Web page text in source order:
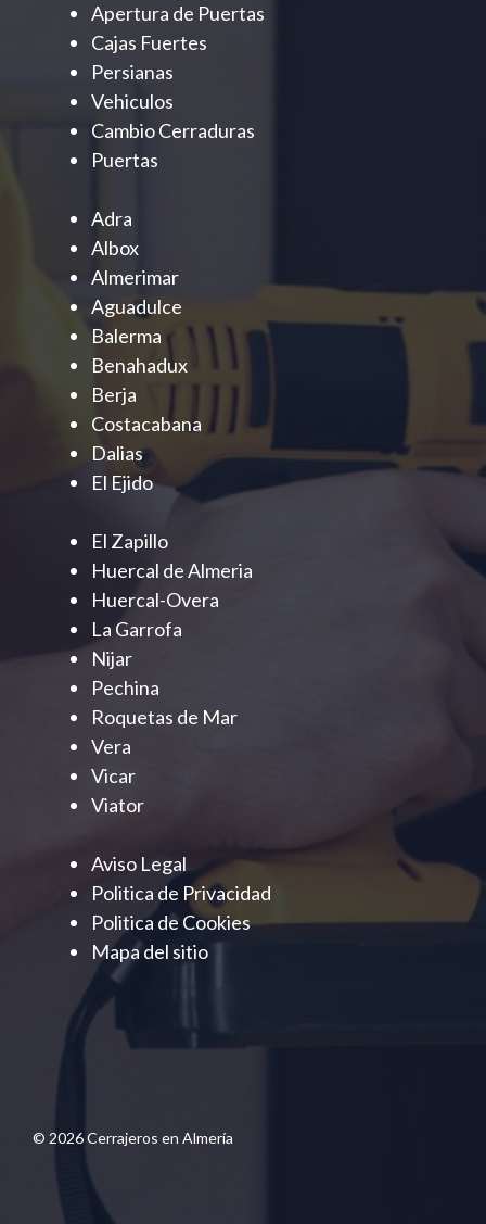
Apertura de Puertas
Cajas Fuertes
Persianas
Vehiculos
Cambio Cerraduras
Puertas
Adra
Albox
Almerimar
Aguadulce
Balerma
Benahadux
Berja
Costacabana
Dalias
El Ejido
El Zapillo
Huercal de Almeria
Huercal-Overa
La Garrofa
Nijar
Pechina
Roquetas de Mar
Vera
Vicar
Viator
Aviso Legal
Politica de Privacidad
Politica de Cookies
Mapa del sitio
© 2026 Cerrajeros en Almería